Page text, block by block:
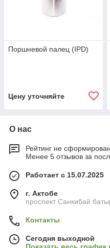
Поршневой палец (IPD)
Цену уточняйте
О нас
Рейтинг не сформирован
Менее 5 отзывов за
Работает с 15.07.2025
г. Актобе
проспект Санкибай
Контакты
Сегодня выходной